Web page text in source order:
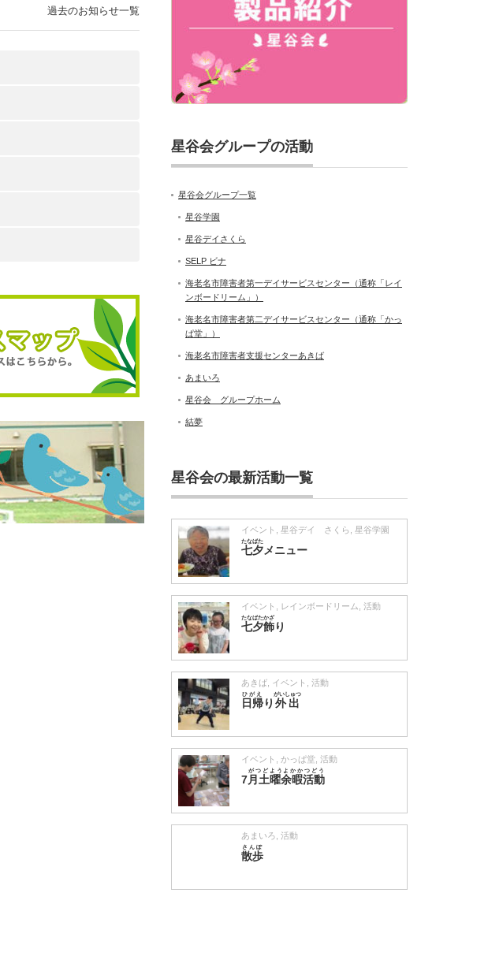
過去のお知らせ一覧
星谷会グループの活動
星谷会グループ一覧
星谷学園
星谷デイさくら
SELP ビナ
海老名市障害者第一デイサービスセンター（通称「レイ
ンボードリーム」）
海老名市障害者第二デイサービスセンター（通称「かっ
ぱ堂」）
海老名市障害者支援センターあきば
あまいろ
星谷会 グループホーム
結夢
星谷会の最新活動一覧
イベント 星谷デイ さくら 星谷学園
七夕
たなばた
メニュー
イベント レインボードリーム 活動
七夕飾
たなばたかざ
り
あきば イベント 活動
日帰
ひがえ
り 外出
がいしゅつ
イベント かっぱ堂 活動
7月土曜余暇活動
がつどようよかかつどう
あまいろ 活動
散歩
さんぽ